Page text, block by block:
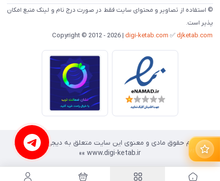
© استفاده از تصاویر و محتوای سایت فقط در صورت درج نام و لینک منبع امکان
پذیر است.
digi-ketab.com ✅djketab.com
«« تمام حقوق مادی و معنوی این سایت متعلق به دیجی کتاب است.
www.digi-ketab.ir »»
پیشنهادهای طلایی